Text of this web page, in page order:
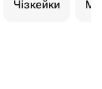
Чізкейки